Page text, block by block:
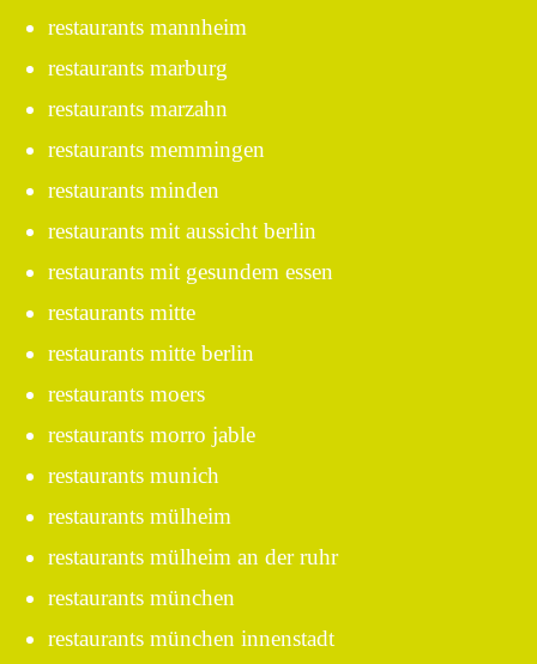
restaurants mannheim
restaurants marburg
restaurants marzahn
restaurants memmingen
restaurants minden
restaurants mit aussicht berlin
restaurants mit gesundem essen
restaurants mitte
restaurants mitte berlin
restaurants moers
restaurants morro jable
restaurants munich
restaurants mülheim
restaurants mülheim an der ruhr
restaurants münchen
restaurants münchen innenstadt